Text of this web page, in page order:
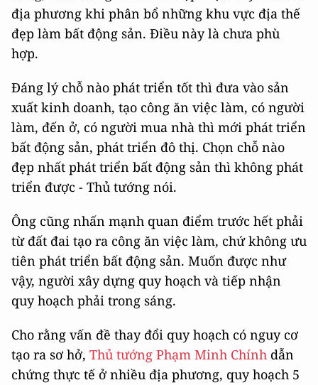
địa phương khi phân bổ những khu vực địa thế
đẹp làm bất động sản. Điều này là chưa phù
hợp.
Đáng lý chỗ nào phát triển tốt thì đưa vào sản
xuất kinh doanh, tạo công ăn việc làm, có người
làm, đến ở, có người mua nhà thì mới phát triển
bất động sản, phát triển đô thị. Chọn chỗ nào
đẹp nhất phát triển bất động sản thì không phát
triển được - Thủ tướng nói.
Ông cũng nhấn mạnh quan điểm trước hết phải
từ đất đai tạo ra công ăn việc làm, chứ không ưu
tiên phát triển bất động sản. Muốn được như
vậy, người xây dựng quy hoạch và tiếp nhận
quy hoạch phải trong sáng.
Cho rằng vấn đề thay đổi quy hoạch có nguy cơ
tạo ra sơ hở, Thủ tướng Phạm Minh Chính dẫn
chứng thực tế ở nhiều địa phương, quy hoạch 5